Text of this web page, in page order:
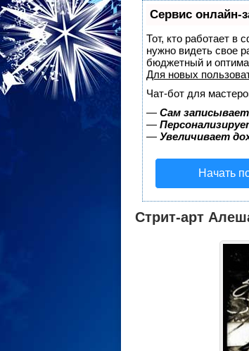
Сервис онлайн-
Тот, кто работает в
нужно видеть свое
бюджетный и
Для новых
Чат-бот для
— Сам
—
— Увеличивает
Начать
Стрит-арт